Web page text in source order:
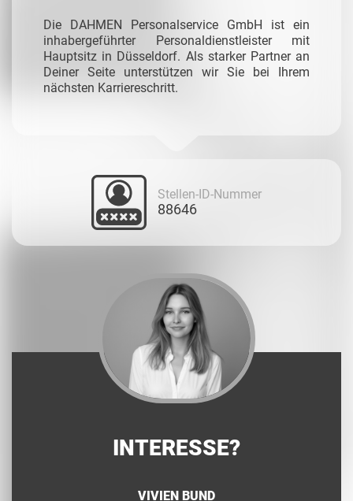
Die DAHMEN Personalservice GmbH ist ein
inhabergeführter Personaldienstleister mit
Hauptsitz in Düsseldorf. Als starker Partner an
Deiner Seite unterstützen wir Sie bei Ihrem
nächsten Karriereschritt.
Stellen-ID-Nummer
88646
INTERESSE?
VIVIEN BUND